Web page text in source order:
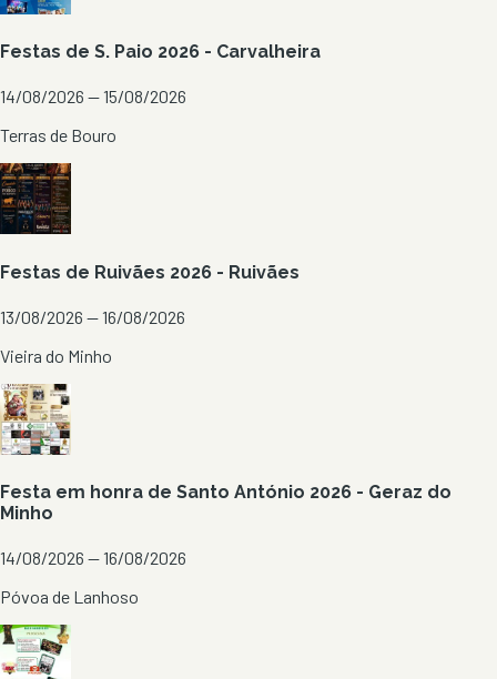
Festas de S. Paio 2026 - Carvalheira
14/08/2026 — 15/08/2026
Terras de Bouro
Festas de Ruivães 2026 - Ruivães
13/08/2026 — 16/08/2026
Vieira do Minho
Festa em honra de Santo António 2026 - Geraz do
Minho
14/08/2026 — 16/08/2026
Póvoa de Lanhoso